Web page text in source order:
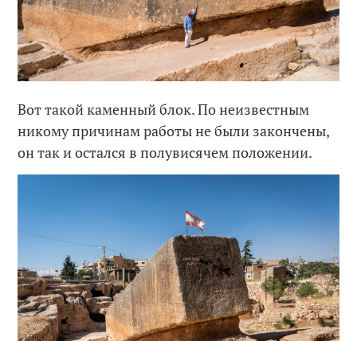
Вот такой каменный блок. По неизвестным
никому причинам работы не были закончены,
он так и остался в полувисячем положении.